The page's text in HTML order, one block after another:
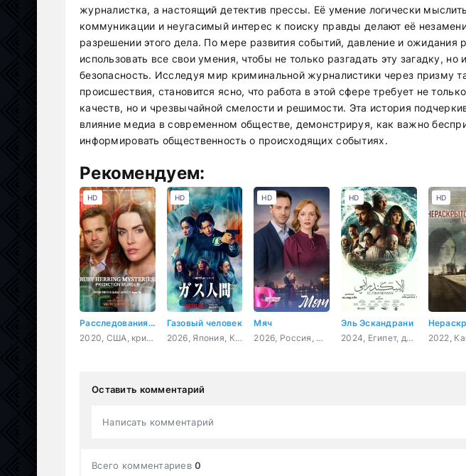
журналистка, а настоящий детектив прессы. Её умение логически
коммуникации и неугасимый интерес к поиску правды делают её
разрешении этого дела. По мере развития событий, давление и ожидания
использовать все свои умения, чтобы не только разгадать эту загадку, но
безопасность. Исследуя мир криминальной журналистики через призму
происшествия, становится ясно, что работа в этой сфере требует не
качеств, но и чрезвычайной смелости и решимости. Эта история
влияние медиа в современном обществе, демонстрируя, как важно
информировать общественность о происходящих событиях.
Рекомендуем:
Расследования Руби Херринг: Предсказание убийства
2020, США, криминал, детектив
HD
Газовый человек
2026, Япония, Корея Южная, детектив, триллер, фантастика
HD
Мяч
2026, Россия, мелодрама
HD
Эль Эскандрани
2024, Египет, драма, боевик
HD HD
Оставить комментарий
Написать комментарий
Всего комментариев0